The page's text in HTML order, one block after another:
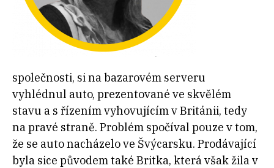
společnosti, si na bazarovém serveru
vyhlédnul auto, prezentované ve skvělém
stavu a s řízením vyhovujícím v Británii, tedy
na pravé straně. Problém spočíval pouze v tom,
že se auto nacházelo ve Švýcarsku. Prodávající
byla sice původem také Britka, která však žila v